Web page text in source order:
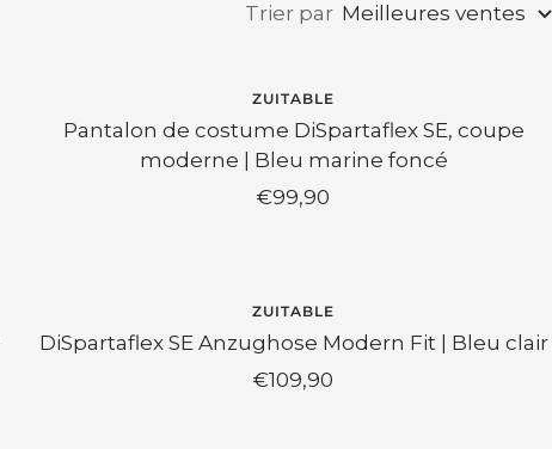
Trier par Meilleures ventes
ZUITABLE
Pantalon de costume DiSpartaflex SE, coupe
moderne | Bleu marine foncé
Prix
€99,90
ZUITABLE
DiSpartaflex SE Anzughose Modern Fit | Bleu clair
Prix
€109,90